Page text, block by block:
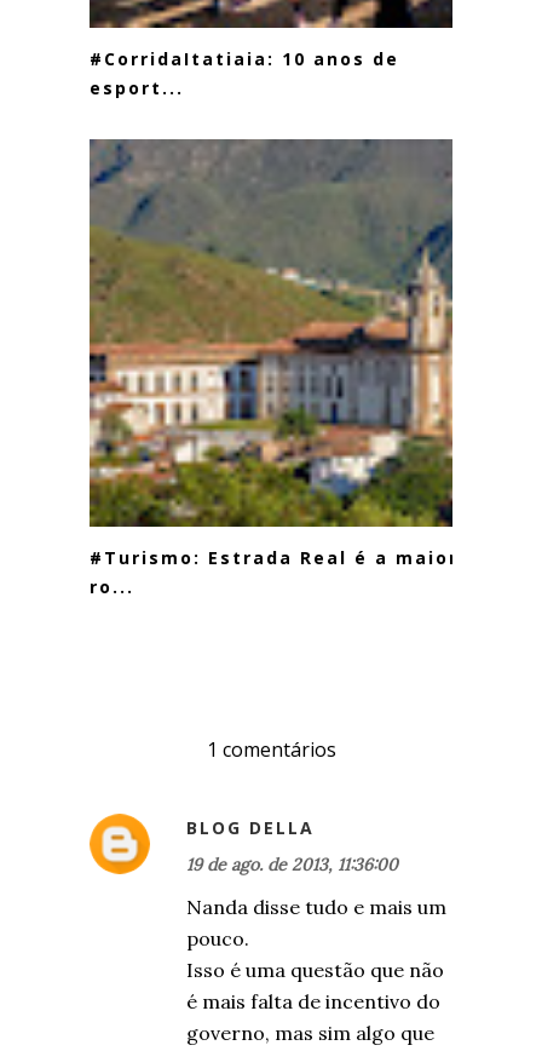
#CorridaItatiaia: 10 anos de
esport...
#Turismo: Estrada Real é a maior
ro...
1 comentários
BLOG DELLA
19 de ago. de 2013, 11:36:00
Nanda disse tudo e mais um
pouco.
Isso é uma questão que não
é mais falta de incentivo do
governo, mas sim algo que